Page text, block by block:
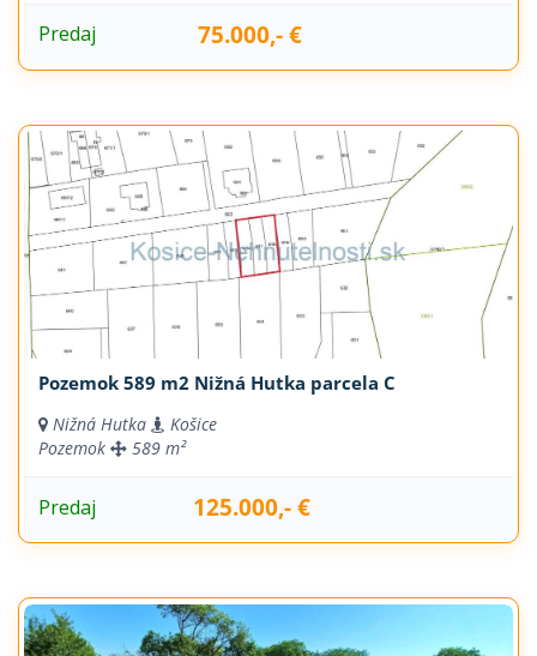
Predaj 75.000,- €
Pozemok 589 m2 Nižná Hutka parcela C
Nižná Hutka
Košice
Pozemok
589 m²
Predaj 125.000,- €